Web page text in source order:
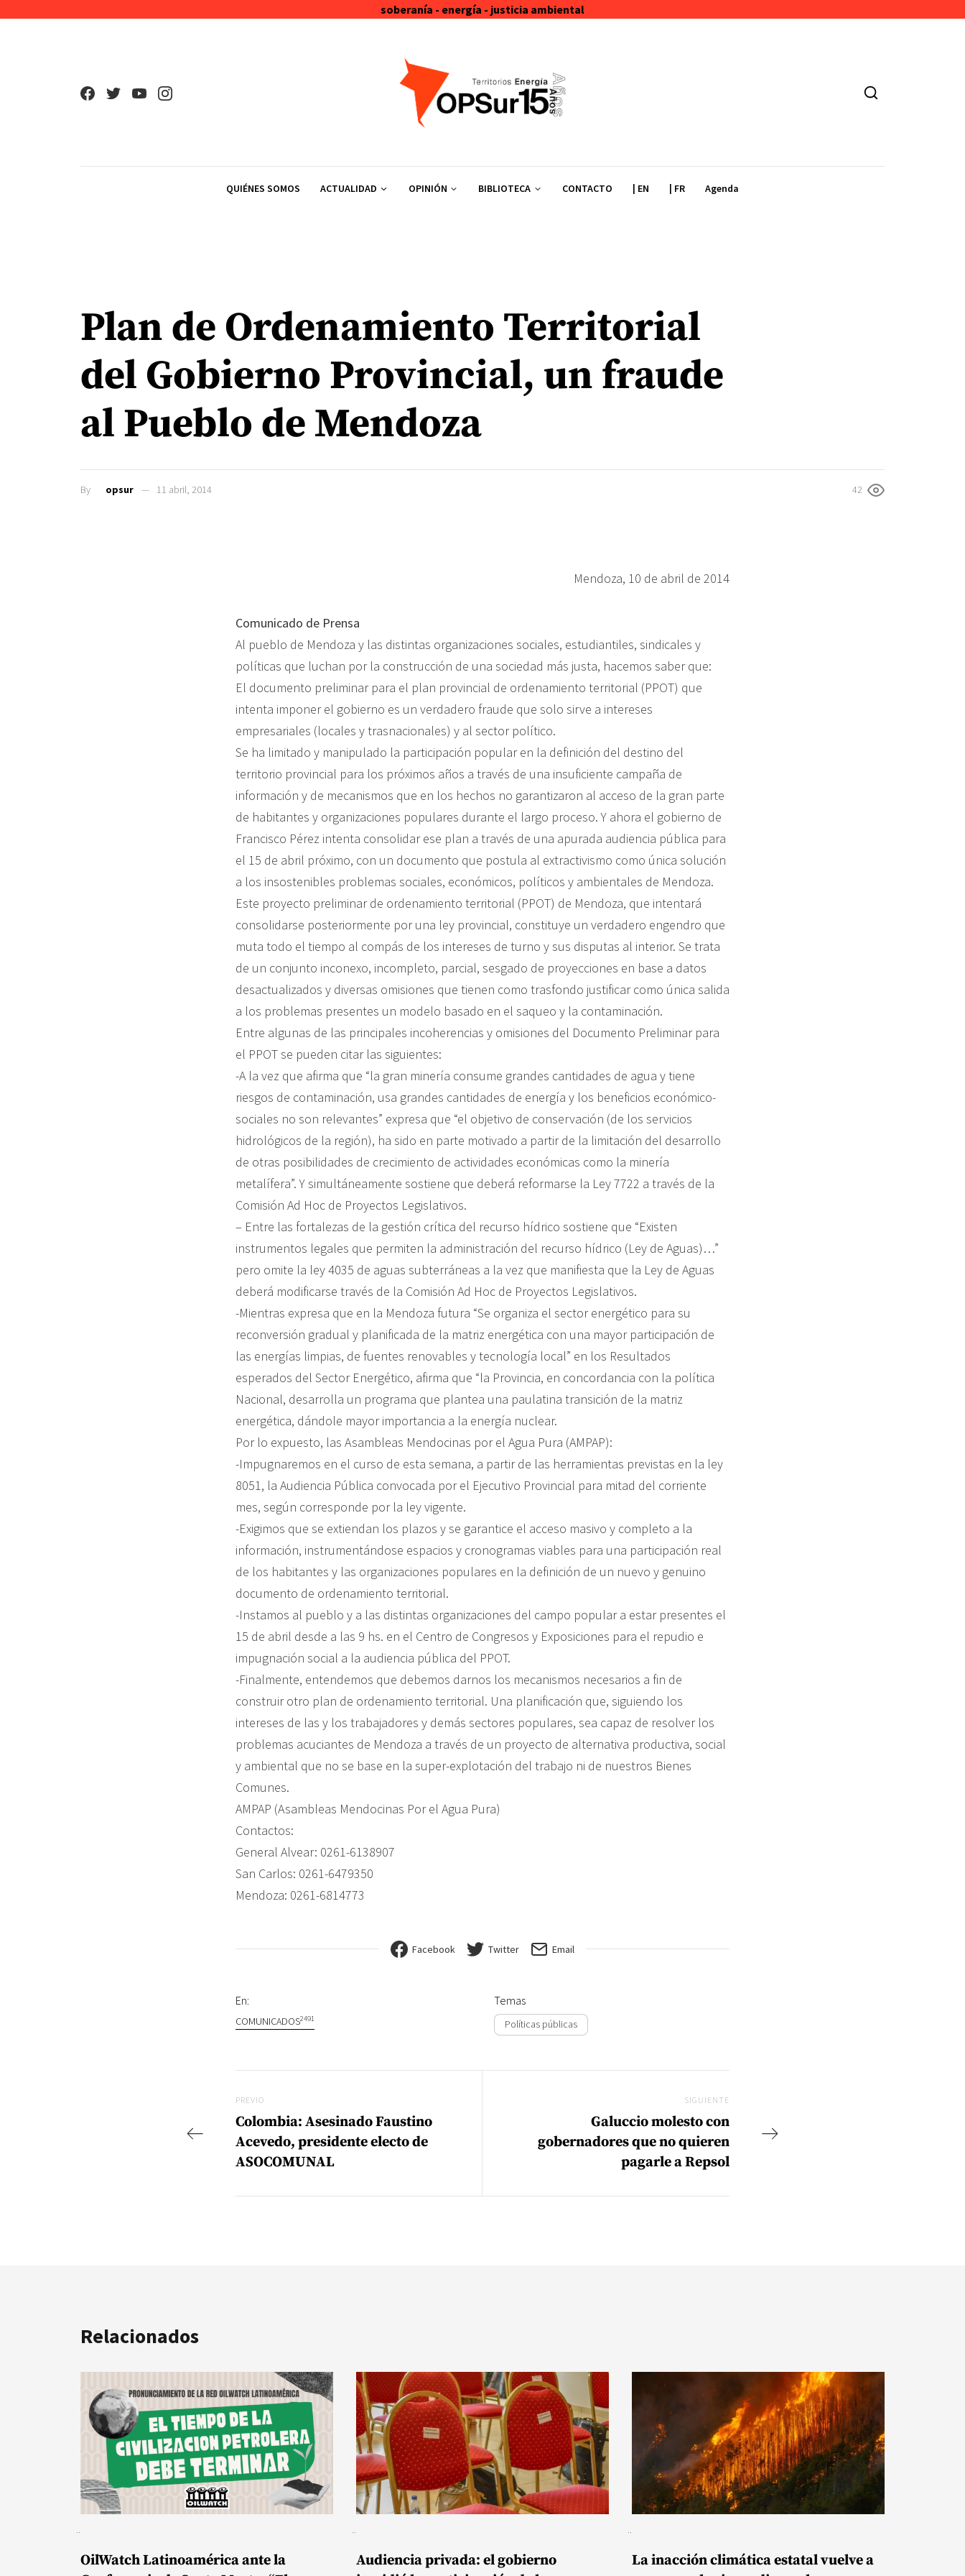
soberanía - energía - justicia ambiental
QUIÉNES SOMOS ACTUALIDAD OPINIÓN BIBLIOTECA CONTACTO | EN | FR Agenda
Plan de Ordenamiento Territorial
del Gobierno Provincial, un fraude
al Pueblo de Mendoza
By opsur 11 abril, 2014 42
Mendoza, 10 de abril de 2014
Comunicado de Prensa
Al pueblo de Mendoza y las distintas organizaciones sociales, estudiantiles, sindicales y
políticas que luchan por la construcción de una sociedad más justa, hacemos saber que:
El documento preliminar para el plan provincial de ordenamiento territorial (PPOT) que
intenta imponer el gobierno es un verdadero fraude que solo sirve a intereses
empresariales (locales y trasnacionales) y al sector político.
Se ha limitado y manipulado la participación popular en la definición del destino del
territorio provincial para los próximos años a través de una insuficiente campaña de
información y de mecanismos que en los hechos no garantizaron al acceso de la gran parte
de habitantes y organizaciones populares durante el largo proceso. Y ahora el gobierno de
Francisco Pérez intenta consolidar ese plan a través de una apurada audiencia pública para
el 15 de abril próximo, con un documento que postula al extractivismo como única solución
a los insostenibles problemas sociales, económicos, políticos y ambientales de Mendoza.
Este proyecto preliminar de ordenamiento territorial (PPOT) de Mendoza, que intentará
consolidarse posteriormente por una ley provincial, constituye un verdadero engendro que
muta todo el tiempo al compás de los intereses de turno y sus disputas al interior. Se trata
de un conjunto inconexo, incompleto, parcial, sesgado de proyecciones en base a datos
desactualizados y diversas omisiones que tienen como trasfondo justificar como única salida
a los problemas presentes un modelo basado en el saqueo y la contaminación.
Entre algunas de las principales incoherencias y omisiones del Documento Preliminar para
el PPOT se pueden citar las siguientes:
-A la vez que afirma que “la gran minería consume grandes cantidades de agua y tiene
riesgos de contaminación, usa grandes cantidades de energía y los beneficios económico-
sociales no son relevantes” expresa que “el objetivo de conservación (de los servicios
hidrológicos de la región), ha sido en parte motivado a partir de la limitación del desarrollo
de otras posibilidades de crecimiento de actividades económicas como la minería
metalífera”. Y simultáneamente sostiene que deberá reformarse la Ley 7722 a través de la
Comisión Ad Hoc de Proyectos Legislativos.
– Entre las fortalezas de la gestión crítica del recurso hídrico sostiene que “Existen
instrumentos legales que permiten la administración del recurso hídrico (Ley de Aguas)…”
pero omite la ley 4035 de aguas subterráneas a la vez que manifiesta que la Ley de Aguas
deberá modificarse través de la Comisión Ad Hoc de Proyectos Legislativos.
-Mientras expresa que en la Mendoza futura “Se organiza el sector energético para su
reconversión gradual y planificada de la matriz energética con una mayor participación de
las energías limpias, de fuentes renovables y tecnología local” en los Resultados
esperados del Sector Energético, afirma que “la Provincia, en concordancia con la política
Nacional, desarrolla un programa que plantea una paulatina transición de la matriz
energética, dándole mayor importancia a la energía nuclear.
Por lo expuesto, las Asambleas Mendocinas por el Agua Pura (AMPAP):
-Impugnaremos en el curso de esta semana, a partir de las herramientas previstas en la ley
8051, la Audiencia Pública convocada por el Ejecutivo Provincial para mitad del corriente
mes, según corresponde por la ley vigente.
-Exigimos que se extiendan los plazos y se garantice el acceso masivo y completo a la
información, instrumentándose espacios y cronogramas viables para una participación real
de los habitantes y las organizaciones populares en la definición de un nuevo y genuino
documento de ordenamiento territorial.
-Instamos al pueblo y a las distintas organizaciones del campo popular a estar presentes el
15 de abril desde a las 9 hs. en el Centro de Congresos y Exposiciones para el repudio e
impugnación social a la audiencia pública del PPOT.
-Finalmente, entendemos que debemos darnos los mecanismos necesarios a fin de
construir otro plan de ordenamiento territorial. Una planificación que, siguiendo los
intereses de las y los trabajadores y demás sectores populares, sea capaz de resolver los
problemas acuciantes de Mendoza a través de un proyecto de alternativa productiva, social
y ambiental que no se base en la super-explotación del trabajo ni de nuestros Bienes
Comunes.
AMPAP (Asambleas Mendocinas Por el Agua Pura)
Contactos:
General Alvear: 0261-6138907
San Carlos: 0261-6479350
Mendoza: 0261-6814773
Facebook Twitter Email
En:
COMUNICADOS2491
Temas
Políticas públicas
Previo
PREVIO
Colombia: Asesinado Faustino
Acevedo, presidente electo de
ASOCOMUNAL
SIGUIENTE
Galuccio molesto con
gobernadores que no quieren
pagarle a Repsol
Relacionados
OilWatch Latinoamérica ante la
Audiencia privada: el gobierno
La inacción climática estatal vuelve a